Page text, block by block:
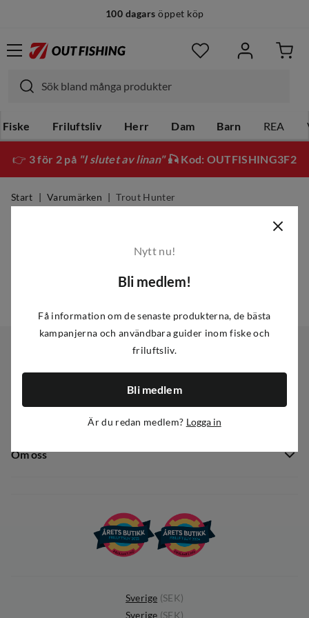
100 dagars öppet köp
Fiske Friluftsliv Herr Dam Barn REA
👉 3 för 2 på "I slutet av linan"🎣 Kod: OUTFISHING3F2
Start Varumärken Trout Hunter
Dataskyddspolicy
Sortiment
Om oss
Sverige (SEK)
Sverige (SEK)
Nytt nu!
Bli medlem!
Få information om de senaste produkterna, de bästa
kampanjerna och användbara guider inom fiske och
friluftsliv.
Bli medlem
Är du redan medlem? Logga in